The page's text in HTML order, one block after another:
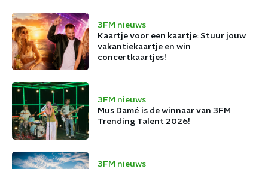
3FM nieuws
Kaartje voor een kaartje: Stuur jouw
vakantiekaartje en win
concertkaartjes!
3FM nieuws
Mus Damé is de winnaar van 3FM
Trending Talent 2026!
3FM nieuws